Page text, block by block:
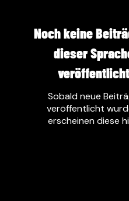
Noch keine
dieser
veröffentlicht
Sobald neue
veröffentlicht
erscheinen diese